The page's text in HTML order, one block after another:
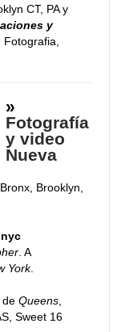
CT, PA y
y
Fotografia,
»
Fotografía
y video
Nueva
Brooklyn,
. A
York.
deQueens
Sweet 16